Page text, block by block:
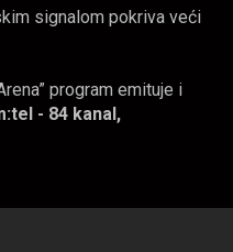
signalom pokriva veći
program emituje i
- 84 kanal,